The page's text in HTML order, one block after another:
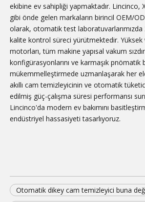
ekibine ev sahipliği yapmaktadır. Lincinco,
gibi önde gelen markaların birincil OEM/
olarak, otomatik test laboratuvarlarımızda
kalite kontrol süreci yürütmektedir. Yüksek
motorları, tüm makine yapısal vakum
konfigürasyonlarını ve karmaşık pnömatik
mükemmelleştirmede uzmanlaşarak her
akıllı cam temizleyicinin ve otomatik
edilmiş güç-çalışma süresi performansı
Lincinco'da modern ev bakımını
endüstriyel hassasiyeti tasarlıyoruz.
Otomatik dikey cam temizleyici buna